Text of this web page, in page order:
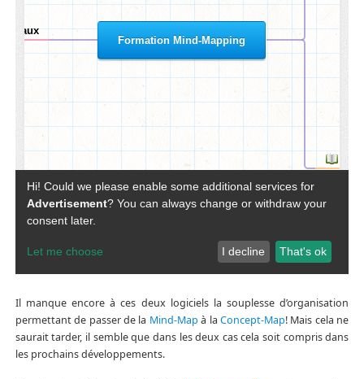
Il manque encore à ces deux logiciels la souplesse d’organisation
permettant de passer de la Mind-Map à la Concept-Map! Mais cela ne
saurait tarder, il semble que dans les deux cas cela soit compris dans
les prochains développements.